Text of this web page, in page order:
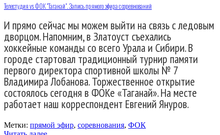
Телестудия vs ФОК "Таганай". Запись прямого эфира с соревнований
И прямо сейчас мы можем выйти на связь с ледовым
дворцом. Напомним, в Златоуст съехались
хоккейные команды со всего Урала и Сибири. В
городе стартовал традиционный турнир памяти
первого директора спортивной школы № 7
Владимира Лобанова. Торжественное открытие
состоялось сегодня в ФОКе «Таганай». На месте
работает наш корреспондент Евгений Януров.
Метки: прямой эфир, соревнования, ФОК